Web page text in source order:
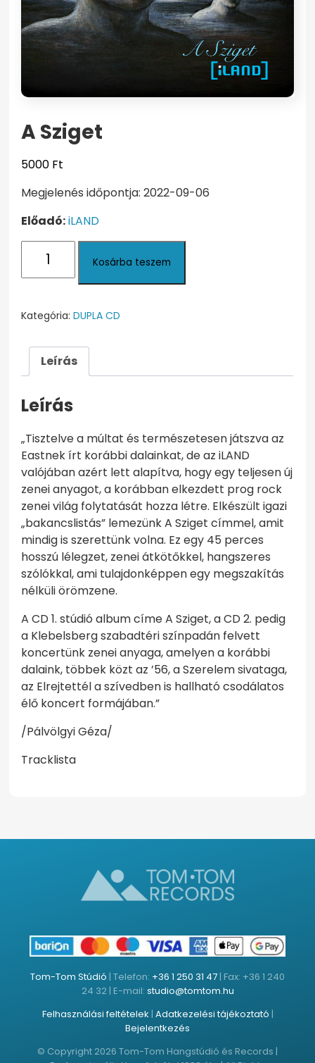
A Sziget
5000 Ft
Megjelenés időpontja: 2022-09-06
Előadó:iLAND
Sziget
mennyiség
Kosárba teszem
Kategória:DUPLA CD
Leírás
Leírás
„Tisztelve a múltat és természetesen játszva az
Eastnek írt korábbi dalainkat, de az iLAND
valójában azért lett alapítva, hogy egy teljesen új
zenei anyagot, a korábban elkezdett prog rock
zenei világ folytatását hozza létre. Elkészült igazi
„bakancslistás” lemezünk A Sziget címmel, amit
mindig is szerettünk volna. Ez egy 45 perces
hosszú lélegzet, zenei átkötőkkel, hangszeres
szólókkal, ami tulajdonképpen egy megszakítás
nélküli örömzene.
A CD 1. stúdió album címe A Sziget, a CD 2. pedig
a Klebelsberg szabadtéri színpadán felvett
koncertünk zenei anyaga, amelyen a korábbi
dalaink, többek közt az ’56, a Szerelem sivataga,
az Elrejtettél a szívedben is hallható csodálatos
élő koncert formájában.”
/Pálvölgyi Géza/
Tracklista
Tom-Tom Stúdió | Telefon: +36 1 250 31 47 | Fax: +36 1 240
24 32 | E-mail: studio@tomtom.hu
Felhasználási feltételek | Adatkezelési tájékoztató |
Bejelentkezés
© Copyright 2026 Tom-Tom Hangstúdió és Records |